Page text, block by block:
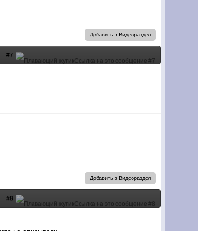
Добавить в Видеораздел
#7
Добавить в Видеораздел
#8